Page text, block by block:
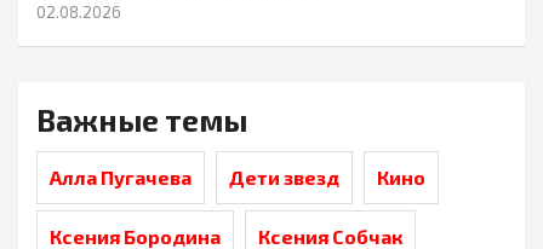
02.08.2026
Важные темы
Алла Пугачева Дети звезд Кино
Ксения Бородина Ксения Собчак